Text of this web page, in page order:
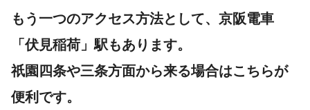
もう一つのアクセス方法として、 京阪電車
「伏見稲荷」駅もあります。
祇園四条や三条方面から来る場合はこちらが
便利です。